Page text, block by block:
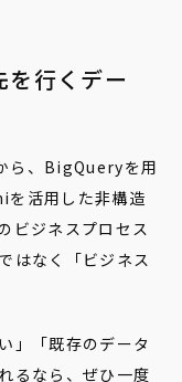
行くデー
ら、BigQueryを用
を活用した非構造
ビジネスプロセス
はなく「ビジネス
」「既存のデータ
るなら、ぜひ一度